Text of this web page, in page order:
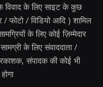
विवाद के लिए साइट के कुछ
/ फोटो / विडियो आदि ) शामिल
के लिए कोई ज़िम्मेदार
के लिए संवाददाता /
संपादक की कोई भी